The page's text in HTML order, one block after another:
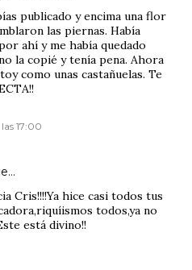
publicado y encima una flor
las piernas. Había
ahí y me había quedado
la copié y tenía pena. Ahora
como unas castañuelas. Te
17:00
Cris!!!!Ya hice casi todos tus
todos,ya no
está divino!!